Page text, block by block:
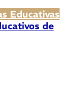
Educativas
de